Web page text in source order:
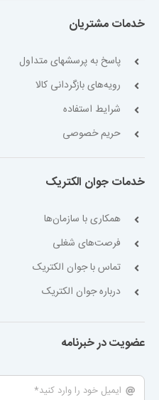
خدمات مشتریان
پاسخ به پرسشهای متداول
رویه‌های بازگردانی کالا
شرایط استفاده
حریم خصوصی
خدمات جوان الکتریک
همکاری با سازمان‌ها
فرصت‌های شغلی
تماس با جوان الکتریک
درباره جوان الکتریک
عضویت در خبرنامه